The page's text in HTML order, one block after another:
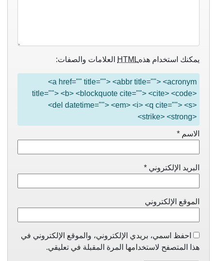
يمكنك استخدام هذهHTML العلامات والصفات:
<a href="" title=""> <abbr title=""> <acronym
title=""> <b> <blockquote cite=""> <cite> <code>
<del datetime=""> <em> <i> <q cite=""> <s>
<strike> <strong>
الاسم *
البريد الإلكتروني *
الموقع الإلكتروني
احفظ اسمي، بريدي الإلكتروني، والموقع الإلكتروني في
هذا المتصفح لاستخدامها المرة المقبلة في تعليقي.